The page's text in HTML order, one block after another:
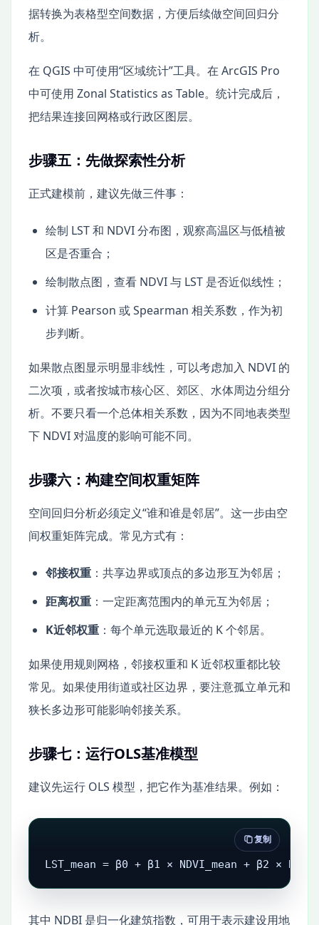
据转换为表格型空间数据，方便后续做空间回归分
析。
在 QGIS 中可使用“区域统计”工具。在 ArcGIS Pro
中可使用 Zonal Statistics as Table。统计完成后，
把结果连接回网格或行政区图层。
步骤五：先做探索性分析
正式建模前，建议先做三件事：
绘制 LST 和 NDVI 分布图，观察高温区与低植被
区是否重合；
绘制散点图，查看 NDVI 与 LST 是否近似线性；
计算 Pearson 或 Spearman 相关系数，作为初
步判断。
如果散点图显示明显非线性，可以考虑加入 NDVI 的
二次项，或者按城市核心区、郊区、水体周边分组分
析。不要只看一个总体相关系数，因为不同地表类型
下 NDVI 对温度的影响可能不同。
步骤六：构建空间权重矩阵
空间回归分析必须定义“谁和谁是邻居”。这一步由空
间权重矩阵完成。常见方式有：
邻接权重 ：共享边界或顶点的多边形互为邻居；
距离权重 ：一定距离范围内的单元互为邻居；
K近邻权重 ：每个单元选取最近的 K 个邻居。
如果使用规则网格，邻接权重和 K 近邻权重都比较
常见。如果使用街道或社区边界，要注意孤立单元和
狭长多边形可能影响邻接关系。
步骤七：运行OLS基准模型
建议先运行 OLS 模型，把它作为基准结果。例如：
LST_mean = β0 + β1 × NDVI_mean + β2 ×
复制
其中 NDBI 是归一化建筑指数，可用于表示建设用地